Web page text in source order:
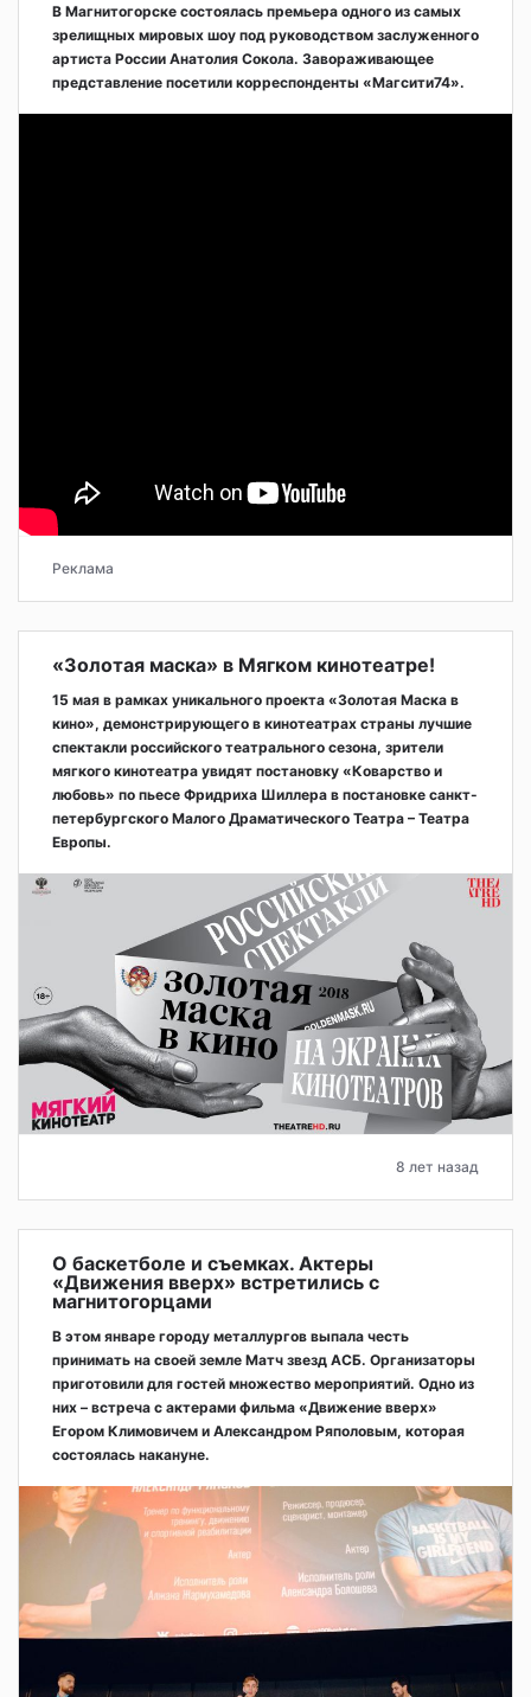
В Магнитогорске состоялась премьера одного из самых
зрелищных мировых шоу под руководством заслуженного
артиста России Анатолия Сокола. Завораживающее
представление посетили корреспонденты «Магсити74».
Реклама
«Золотая маска» в Мягком кинотеатре!
15 мая в рамках уникального проекта «Золотая Маска в
кино», демонстрирующего в кинотеатрах страны лучшие
спектакли российского театрального сезона, зрители
мягкого кинотеатра увидят постановку «Коварство и
любовь» по пьесе Фридриха Шиллера в постановке санкт-
петербургского Малого Драматического Театра – Театра
Европы.
8 лет назад
О баскетболе и съемках. Актеры
«Движения вверх» встретились с
магнитогорцами
В этом январе городу металлургов выпала честь
принимать на своей земле Матч звезд АСБ. Организаторы
приготовили для гостей множество мероприятий. Одно из
них – встреча с актерами фильма «Движение вверх»
Егором Климовичем и Александром Ряполовым, которая
состоялась накануне.